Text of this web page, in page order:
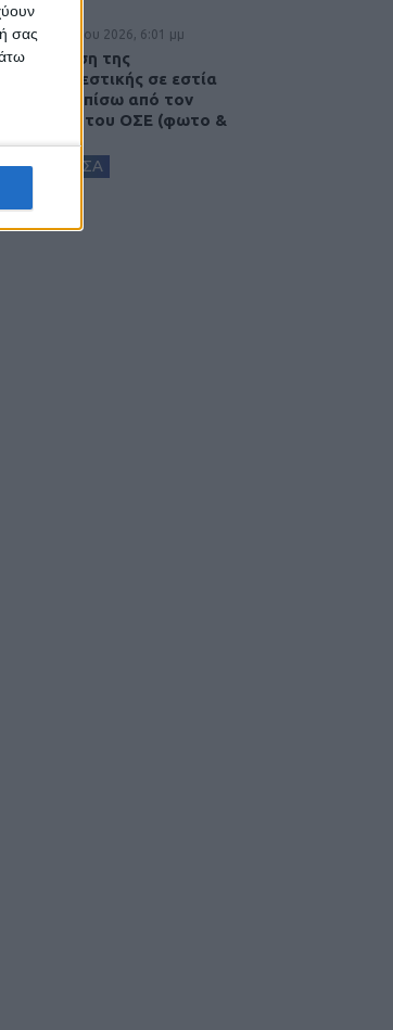
σας
5 Αυγούστου 2026, 6:01 μμ
Επέμβαση της
Πυροσβεστικής σε εστία
φωτιάς πίσω από τον
σταθμό του ΟΣΕ (φωτο &
ΚΑΡΔΙΤΣΑ